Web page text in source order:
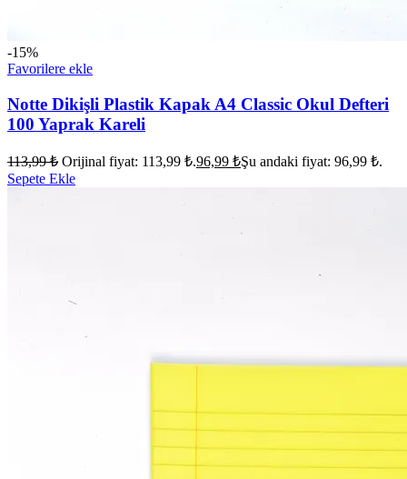
-15%
Favorilere ekle
Notte Dikişli Plastik Kapak A4 Classic Okul Defteri
100 Yaprak Kareli
113,99₺ Orijinal fiyat: 113,99 ₺.96,99 ₺Şu andaki fiyat: 96,99 ₺.
Sepete Ekle